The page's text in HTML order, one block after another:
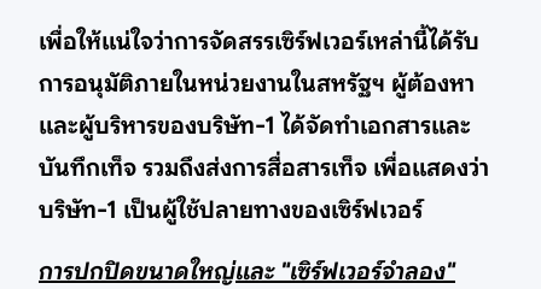
เพื่อให้แน่ใจว่าการจัดสรรเซิร์ฟเวอร์เหล่านี้ได้รับ
การอนุมัติภายในหน่วยงานในสหรัฐฯ ผู้ต้องหา
และผู้บริหารของบริษัท-1 ได้จัดทำเอกสารและ
บันทึกเท็จ รวมถึงส่งการสื่อสารเท็จ เพื่อแสดงว่า
บริษัท-1 เป็นผู้ใช้ปลายทางของเซิร์ฟเวอร์
การปกปิดขนาดใหญ่และ "เซิร์ฟเวอร์จำลอง"